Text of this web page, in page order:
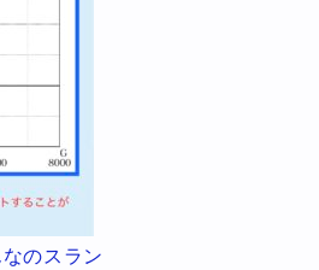
のスラン